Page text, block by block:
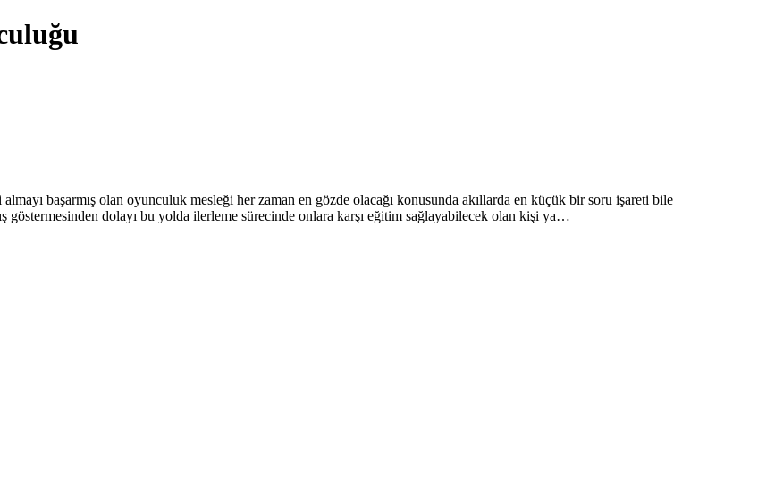
başarmış olan oyunculuk mesleği her zaman en gözde olacağı konusunda akıllarda en küçük bir soru işareti bile
göstermesinden dolayı bu yolda ilerleme sürecinde onlara karşı eğitim sağlayabilecek olan kişi ya…